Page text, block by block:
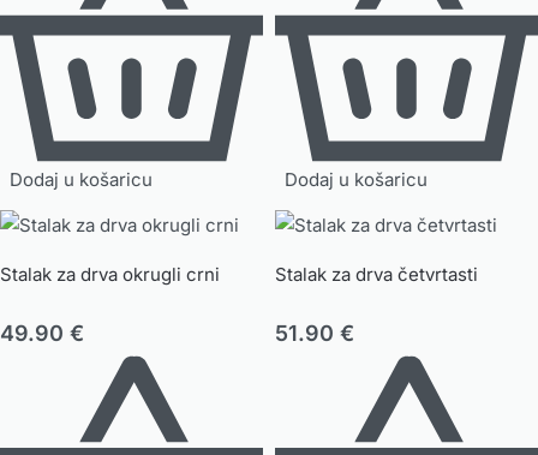
Dodaj u košaricu Dodaj u košaricu
Stalak za drva okrugli crni
49.90 €
Stalak za drva četvrtasti
51.90 €